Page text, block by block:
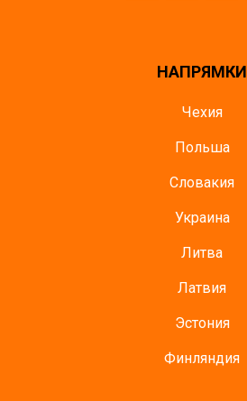
НАПРЯМКИ
Чехия
Польша
Словакия
Украина
Литва
Латвия
Эстония
Финляндия